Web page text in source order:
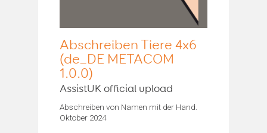
Abschreiben Tiere 4x6
(de_DE METACOM
1.0.0)
AssistUK official upload
Abschreiben von Namen mit der Hand.
Oktober 2024